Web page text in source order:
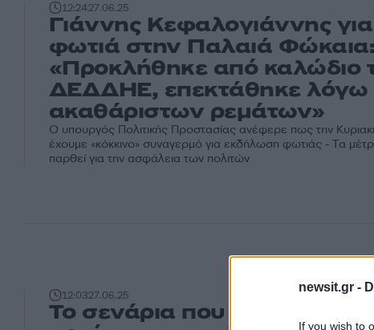
newsit.gr -
If you wish to
12:2427.06.25
Γιάννης Κεφαλογιάννης για
φωτιά στην Παλαιά Φώκαια:
«Προκλήθηκε από καλώδιο
ΔΕΔΔΗΕ, επεκτάθηκε λόγω
ακαθάριστων ρεμάτων»
Ο υπουργός Πολιτικής Προστασίας ανέφερε πως την
έχουμε «κόκκινο» συναγερμό για εκδήλωση φωτιάς - Τα
παρθεί για την ασφάλεια των πολιτών
12:0327.06.25
Το σενάρια που εξετάζουν οι